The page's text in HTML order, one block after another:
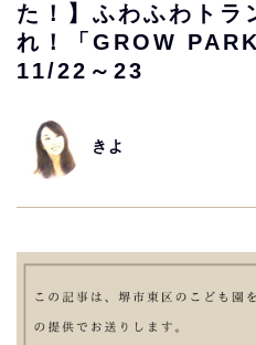
た！】ふわふわトラ
れ！「GROW
11/22～23
きよ